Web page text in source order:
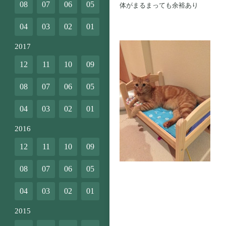
体がまるまっても余裕あり
08 07 06 05
04 03 02 01
2017
12 11 10 09
08 07 06 05
04 03 02 01
2016
12 11 10 09
08 07 06 05
04 03 02 01
2015